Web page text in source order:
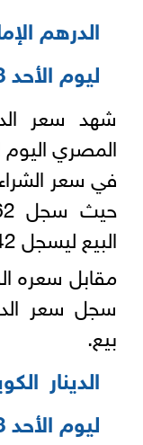
الدرهم
ليوم الأحد 13 يونيو 2021‏‎.‎
شهد سعر
في سعر
البيع ليسجل 4.2742 جنيه .‎
بيع‎.‎
الدينار
ليوم الأحد 13 يونيو 2021‏‎.‎